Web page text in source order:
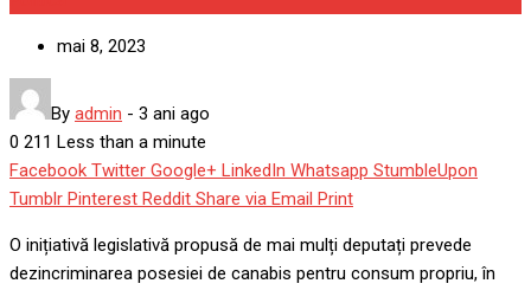
mai 8, 2023
By admin - 3 ani ago
0 211 Less than a minute
Facebook Twitter Google+ LinkedIn Whatsapp StumbleUpon
Tumblr Pinterest Reddit Share via Email Print
O inițiativă legislativă propusă de mai mulți deputați prevede
dezincriminarea posesiei de canabis pentru consum propriu, în